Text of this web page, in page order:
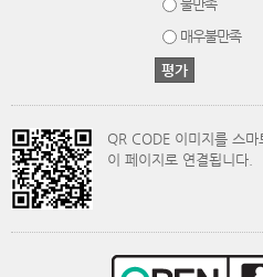
불만족
매우불만족
QR CODE 이미지를 스
이 페이지로 연결됩니다.